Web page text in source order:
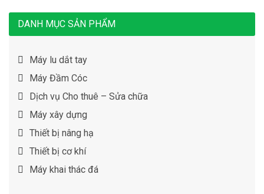
DANH MỤC SẢN PHẨM
Máy lu dắt tay
Máy Đầm Cóc
Dịch vụ Cho thuê – Sửa chữa
Máy xây dựng
Thiết bị nâng hạ
Thiết bị cơ khí
Máy khai thác đá